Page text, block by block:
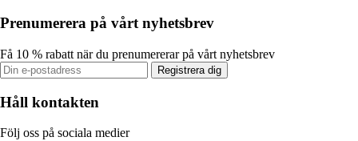
Prenumerera på vårt nyhetsbrev
Få 10 % rabatt när du prenumererar på vårt nyhetsbrev
Registrera dig
Håll kontakten
Följ oss på sociala medier